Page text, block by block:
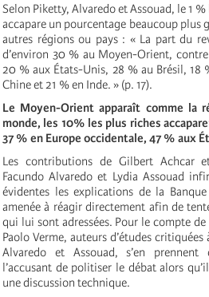
Selon Piketty, Alvaredo et Assouad, le 1
accapare un pourcentage beaucoup plus
autres régions ou pays : « La part du
d’environ 30 % au Moyen-Orient,
20 % aux États-Unis, 28 % au Brésil, 18
Chine et 21 % en Inde. » (p. 17).
Le Moyen-Orient apparaît comme la
monde, les 10% les plus riches
37 % en Europe occidentale, 47 % aux
Les contributions de Gilbert Achcar
Facundo Alvaredo et Lydia Assouad
évidentes les explications de la
amenée à réagir directement afin de
qui lui sont adressées. Pour le compte
Paolo Verme, auteurs d’études
Alvaredo et Assouad, s’en
l’accusant de politiser le débat alors
une discussion technique.